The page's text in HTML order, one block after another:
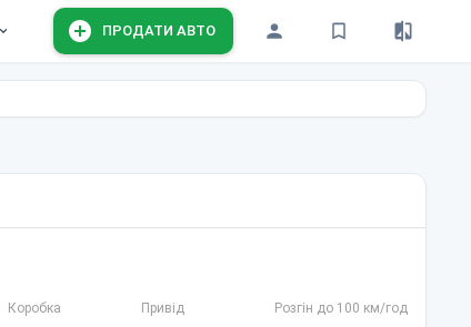
ПРОДАТИ АВТО
Коробка Привід Розгін до 100 км/год